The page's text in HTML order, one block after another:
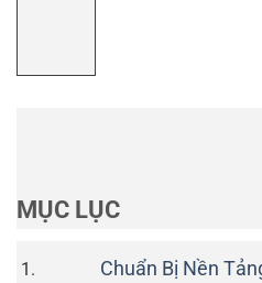
MỤC LỤC
Chuẩn Bị Nền